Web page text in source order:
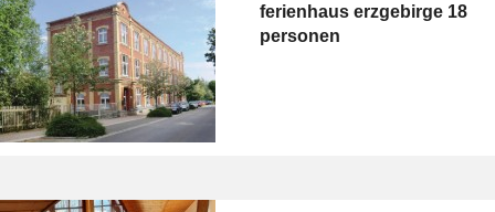
ferienhaus erzgebirge 18
personen